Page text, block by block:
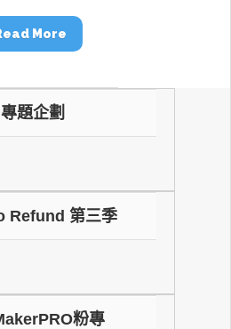
More
專題企劃
Refund 第三季
粉專